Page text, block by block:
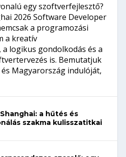
egy szoftverfejlesztő?
2026 Software Developer
a programozási
a kreatív
logikus gondolkodás és a
is. Bemutatjuk
Magyarország indulóját,
a hűtés és
szakma kulisszatitkai